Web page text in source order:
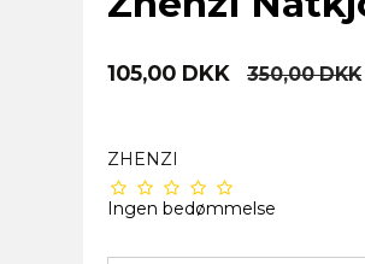
105,00 DKK 350,00 DKK
ZHENZI
Ingen bedømmelse